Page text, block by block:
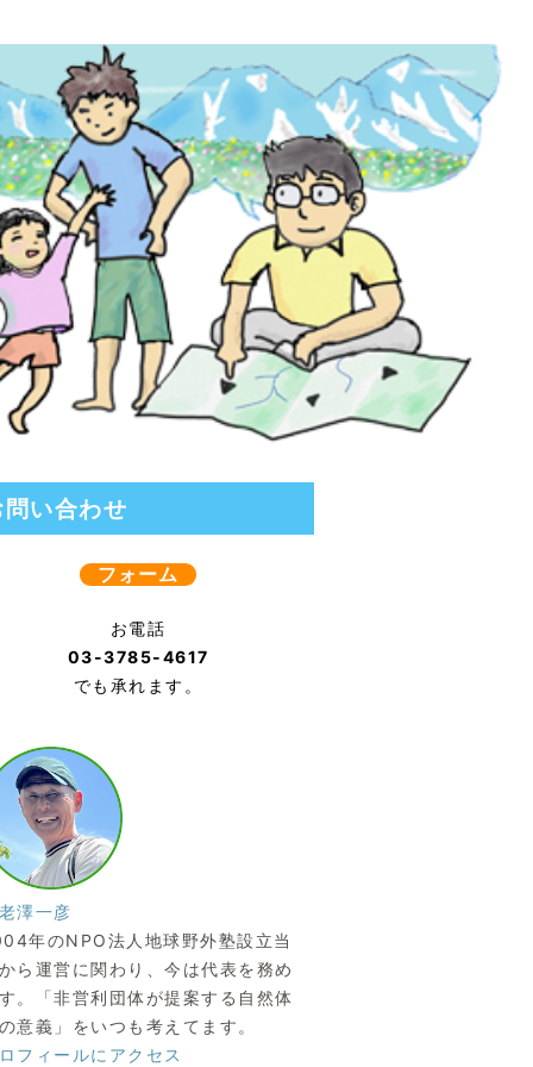
問い合わせ
フォーム
お電話
03-3785-4617
でも承れます。
澤一彦
年のNPO法人地球野外塾設立当
ら運営に関わり、今は代表を務め
。「非営利団体が提案する自然体
意義」をいつも考えてます。
フィールにアクセス